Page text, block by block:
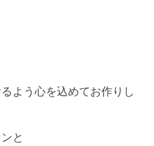
よう心を込めてお作りし
と